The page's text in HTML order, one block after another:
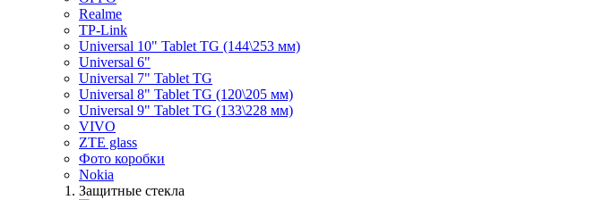
Realme
TP-Link
Universal 10" Tablet TG (144\253 мм)
Universal 6"
Universal 7" Tablet TG
Universal 8" Tablet TG (120\205 мм)
Universal 9" Tablet TG (133\228 мм)
VIVO
ZTE glass
Фото коробки
Nokia
Защитные стекла